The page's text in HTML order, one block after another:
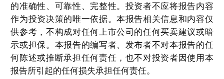
的准确性、可靠性、完整性。投资者不应将报告内容
作为投资决策的唯一依据。本报告相关信息和内容仅
供参考，不构成对任何上市公司的任何买卖建议或暗
示或担保。本报告的编写者、发布者不对本报告的任
何陈述或推断承担任何责任，也不对投资者因使用本
报告所引起的任何损失承担任何责任。